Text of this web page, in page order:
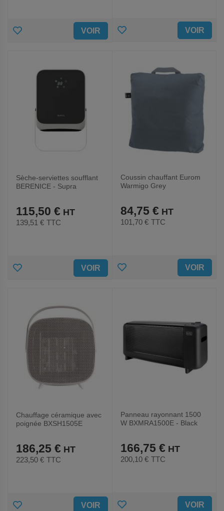
AJOUTER VOIR AJOUTER VOIR
Sèche-serviettes soufflant
BERENICE - Supra
115,50 €
139,51 € TTC
AJOUTER VOIR
Coussin chauffant Eurom
Warmigo Grey
84,75 €
101,70 € TTC
AJOUTER VOIR
Chauffage céramique avec
poignée BXSH1505E
186,25 €
223,50 € TTC
AJOUTER VOIR
Panneau rayonnant 1500
W BXMRA1500E - Black
166,75 €
200,10 € TTC
AJOUTER VOIR